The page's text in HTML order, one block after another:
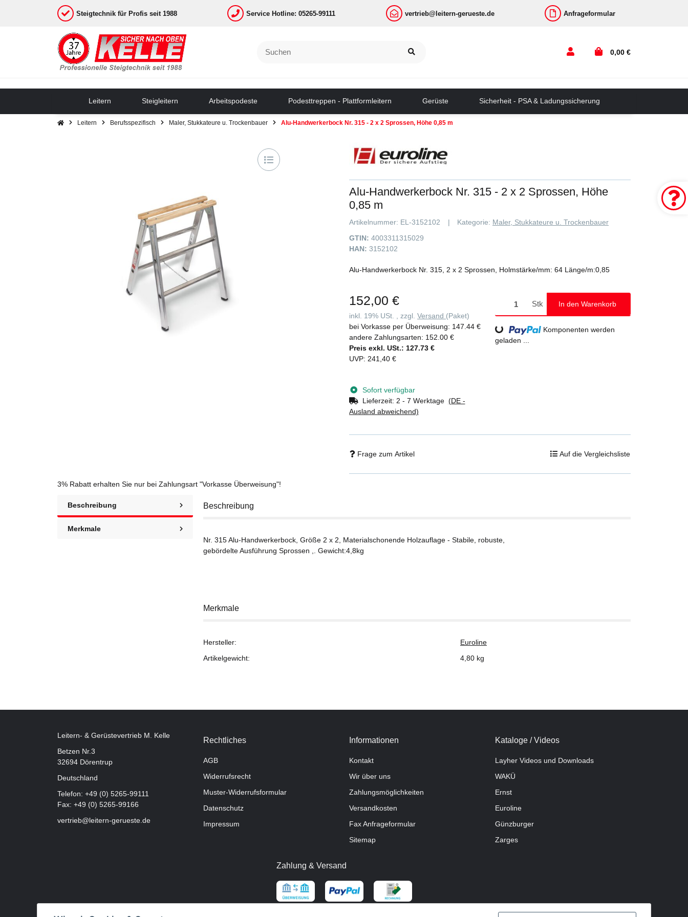
Steigtechnik für Profis seit 1988 Service Hotline: 05265-99111 vertrieb@leitern-gerueste.de Anfrageformular
0,00 €
Leitern Steigleitern Arbeitspodeste Podesttreppen - Plattformleitern Gerüste Sicherheit - PSA & Ladungssicherung
Leitern Berufsspezifisch Maler, Stukkateure u. Trockenbauer Alu-Handwerkerbock Nr. 315 - 2 x 2 Sprossen, Höhe 0,85 m
Alu-Handwerkerbock Nr. 315 - 2 x 2 Sprossen, Höhe
0,85 m
Artikelnummer: EL-3152102 Kategorie: Maler, Stukkateure u. Trockenbauer
GTIN: 4003311315029
HAN: 3152102
Alu-Handwerkerbock Nr. 315, 2 x 2 Sprossen, Holmstärke/mm: 64 Länge/m:0,85
152,00 €
inkl. 19% USt. , zzgl. Versand (Paket)
bei Vorkasse per Überweisung: 147.44 €
andere Zahlungsarten: 152.00 €
Preis exkl. USt.: 127.73 €
UVP: 241,40 €
Sofort verfügbar
Lieferzeit: 2 - 7 Werktage (DE -
Ausland abweichend)
Stk In den Warenkorb
Loading...
Komponenten werden
geladen ...
Frage zum Artikel Auf die Vergleichsliste
3% Rabatt erhalten Sie nur bei Zahlungsart "Vorkasse Überweisung"!
Beschreibung
Merkmale
Beschreibung
Nr. 315 Alu-Handwerkerbock, Größe 2 x 2, Materialschonende Holzauflage - Stabile, robuste,
gebördelte Ausführung Sprossen ,. Gewicht:4,8kg
Merkmale
Hersteller:
Euroline
Artikelgewicht:
4,80 kg
Leitern- & Gerüstevertrieb M. Kelle
Betzen Nr.3
32694 Dörentrup
Deutschland
Telefon: +49 (0) 5265-99111
Fax: +49 (0) 5265-99166
vertrieb@leitern-gerueste.de
Rechtliches
AGB
Widerrufsrecht
Muster-Widerrufsformular
Datenschutz
Impressum
Informationen
Kontakt
Wir über uns
Zahlungsmöglichkeiten
Versandkosten
Fax Anfrageformular
Sitemap
Kataloge / Videos
Layher Videos und Downloads
WAKÜ
Ernst
Euroline
Günzburger
Zarges
Zahlung & Versand